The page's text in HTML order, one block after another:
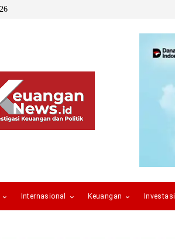
Internasional Keuangan Investasi